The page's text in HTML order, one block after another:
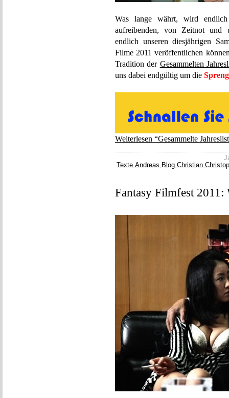
Was lange währt, wird
aufreibenden, von Zeitnot und
endlich unseren diesjährigen
Filme 2011 veröffentlichen
Tradition der Gesammelten
uns dabei endgültig um die
Weiterlesen “Gesammelte
Texte,Andreas, Blog,Christian,
Fantasy Filmfest 2011: